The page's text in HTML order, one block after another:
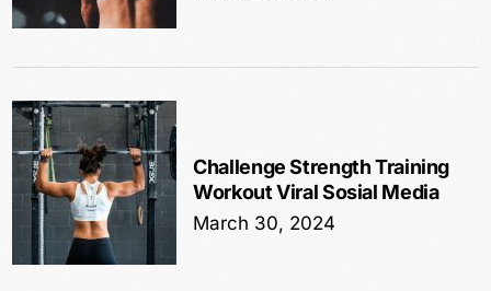
Challenge Strength Training
Workout Viral Sosial Media
March 30, 2024